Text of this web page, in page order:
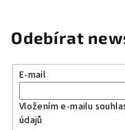
Odebírat
E-mail
Vložením e-mailu
údajů